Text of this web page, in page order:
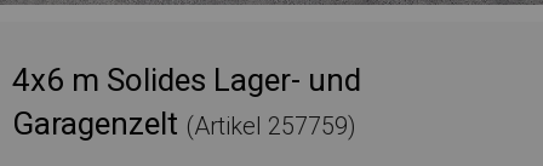
4x6 m Solides Lager- und
Garagenzelt (Artikel 257759)